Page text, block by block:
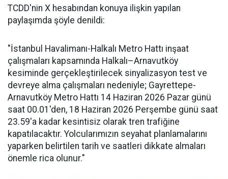
TCDD'nin X hesabından konuya ilişkin yapılan
paylaşımda şöyle denildi:
"İstanbul Havalimanı-Halkalı Metro Hattı inşaat
çalışmaları kapsamında Halkalı–Arnavutköy
kesiminde gerçekleştirilecek sinyalizasyon test ve
devreye alma çalışmaları nedeniyle; Gayrettepe-
Arnavutköy Metro Hattı 14 Haziran 2026 Pazar günü
saat 00.01'den, 18 Haziran 2026 Perşembe günü saat
23.59'a kadar kesintisiz olarak tren trafiğine
kapatılacaktır. Yolcularımızın seyahat planlamalarını
yaparken belirtilen tarih ve saatleri dikkate almaları
önemle rica olunur."